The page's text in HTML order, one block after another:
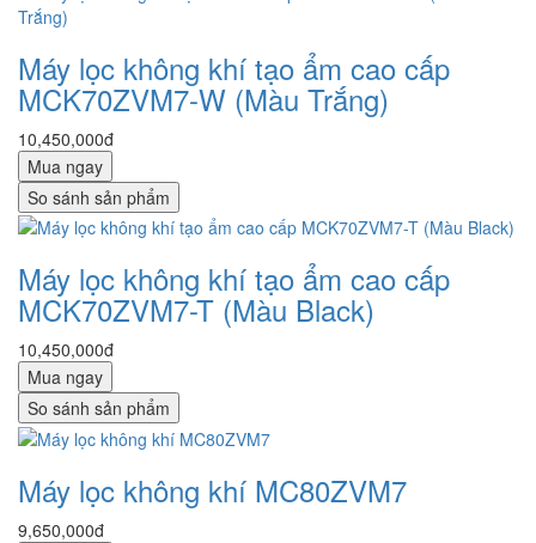
Máy lọc không khí tạo ẩm cao cấp
MCK70ZVM7-W (Màu Trắng)
10,450,000đ
Mua ngay
So sánh sản phẩm
Máy lọc không khí tạo ẩm cao cấp
MCK70ZVM7-T (Màu Black)
10,450,000đ
Mua ngay
So sánh sản phẩm
Máy lọc không khí MC80ZVM7
9,650,000đ